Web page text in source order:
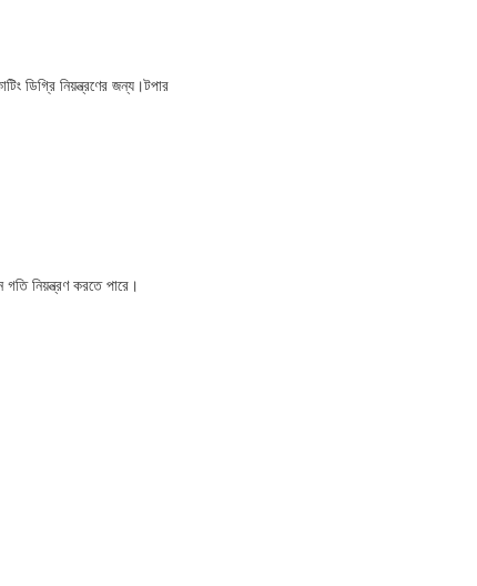
ডিগ্রি নিয়ন্ত্রণের জন্য।টপার
নিয়ন্ত্রণ করতে পারে।